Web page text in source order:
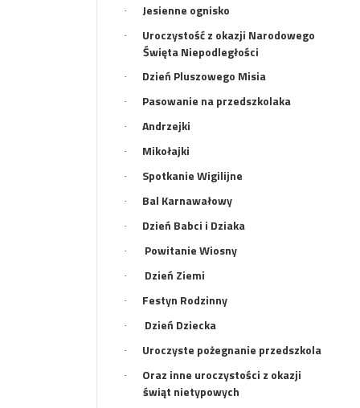
· Jesienne ognisko
·
Uroczystość z okazji Narodowego
Święta Niepodległości
· Dzień Pluszowego Misia
· Pasowanie na przedszkolaka
· Andrzejki
· Mikołajki
· Spotkanie Wigilijne
· Bal Karnawałowy
· Dzień Babci i Dziaka
· Powitanie Wiosny
· Dzień Ziemi
· Festyn Rodzinny
· Dzień Dziecka
· Uroczyste pożegnanie przedszkola
·
Oraz inne uroczystości z okazji
świąt nietypowych